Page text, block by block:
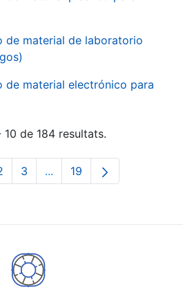
de material de laboratorio
de material electrónico para
de 184 resultats.
Pàgina
3 ...Pàgines intermèdies
Pàgina
19